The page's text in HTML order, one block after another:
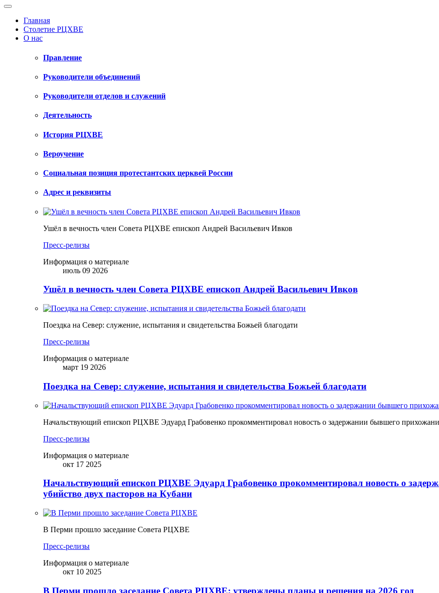
Главная
Столетие РЦХВЕ
О нас
Правление
Руководители объединений
Руководители отделов и служений
Деятельность
История РЦХВЕ
Вероучение
Социальная позиция протестантских церквей России
Адрес и реквизиты
Ушёл в вечность член Совета РЦХВЕ епископ Андрей Васильевич Ивков
Пресс-релизы
Информация о материале
июль 09 2026
Ушёл в вечность член Совета РЦХВЕ епископ Андрей Васильевич Ивков
Поездка на Север: служение, испытания и свидетельства Божьей благодати
Пресс-релизы
Информация о материале
март 19 2026
Поездка на Север: служение, испытания и свидетельства Божьей благодати
Начальствующий епископ РЦХВЕ Эдуард Грабовенко прокомментировал новость о задержании бывшего
Пресс-релизы
Информация о материале
окт 17 2025
Начальствующий епископ РЦХВЕ Эдуард Грабовенко прокомментировал новость о
убийство двух пасторов на Кубани
В Перми прошло заседание Совета РЦХВЕ
Пресс-релизы
Информация о материале
окт 10 2025
В Перми прошло заседание Совета РЦХВЕ: утверждены планы и решения на 2026 год